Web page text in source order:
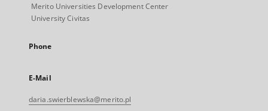
Merito Universities Development Center
University Civitas
Phone
E-Mail
daria.swierblewska@merito.pl